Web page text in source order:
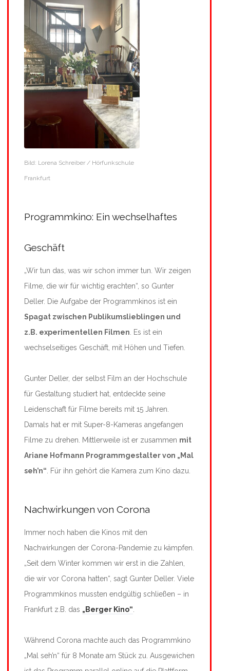
Bild: Lorena Schreiber / Hörfunkschule
Frankfurt
Programmkino: Ein wechselhaftes
Geschäft
„Wir tun das, was wir schon immer tun. Wir zeigen
Filme, die wir für wichtig erachten“, so Gunter
Deller. Die Aufgabe der Programmkinos ist ein
Spagat zwischen Publikumslieblingen und
z.B. experimentellen Filmen . Es ist ein
wechselseitiges Geschäft, mit Höhen und Tiefen.
Gunter Deller, der selbst Film an der Hochschule
für Gestaltung studiert hat, entdeckte seine
Leidenschaft für Filme bereits mit 15 Jahren.
Damals hat er mit Super-8-Kameras angefangen
Filme zu drehen. Mittlerweile ist er zusammen mit
Ariane Hofmann Programmgestalter von „Mal
seh’n“ . Für ihn gehört die Kamera zum Kino dazu.
Nachwirkungen von Corona
Immer noch haben die Kinos mit den
Nachwirkungen der Corona-Pandemie zu kämpfen.
„Seit dem Winter kommen wir erst in die Zahlen,
die wir vor Corona hatten“, sagt Gunter Deller. Viele
Programmkinos mussten endgültig schließen – in
Frankfurt z.B. das „Berger Kino“
Während Corona machte auch das Programmkino
„Mal seh’n“ für 8 Monate am Stück zu. Ausgewichen